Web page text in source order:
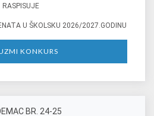
RASPISUJE
U ŠКOLSКU 2026/2027.GODINU
KONKURS
BR. 24-25